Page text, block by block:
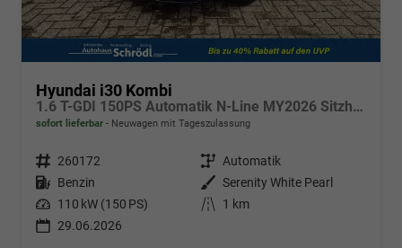
Hyundai i30 Kombi
1.6 T-GDI 150PS Automatik N-Line MY2026 Sitzheizung Lenkradheizung Klimaautomatik Navi 10,3"-Touchscreen Bluelink Apple CarPlay + Android Auto PDC v+h Rückf.Kamera 18-LM
sofort lieferbar Neuwagen mit Tageszulassung
Fahrzeugnr. 260172 Getriebe Automatik
Kraftstoff Benzin Außenfarbe Serenity White Pearl
Leistung 110 kW (150 PS) Kilometerstand
1 km
29.06.2026